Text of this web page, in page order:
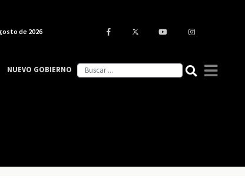
de 2026
NUEVO GOBIERNO